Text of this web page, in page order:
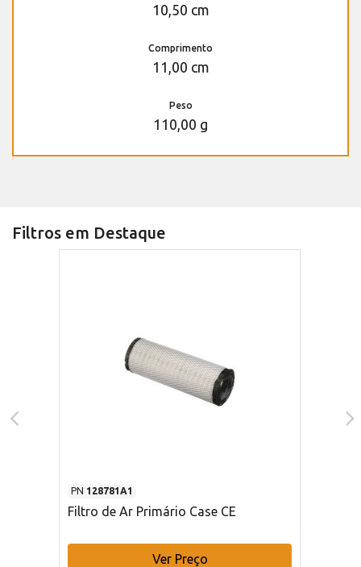
10,50 cm
Comprimento
11,00 cm
Peso
110,00 g
Filtros em Destaque
PN 128781A1
Filtro de Ar Primário Case CE
Ver Preço